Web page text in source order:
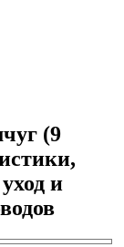
(9
и